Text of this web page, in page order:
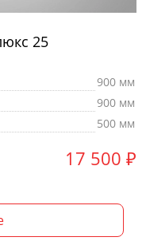
25
900 мм
900 мм
500 мм
17 500 ₽